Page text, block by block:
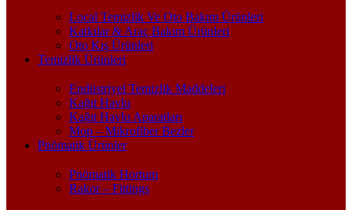
Local Temizlik Ve Oto Bakım Ürünleri
Katkılar & Araç Bakım Ürünleri
Oto Kış Ürünleri
Temizlik Ürünleri
Endüstriyel Temizlik Maddeleri
Kağıt Havlu
Kağıt Havlu Aparatları
Mop – Mikrofiber Bezler
Pnömatik Ürünler
Pnömatik Hortum
Rakor – Fittings